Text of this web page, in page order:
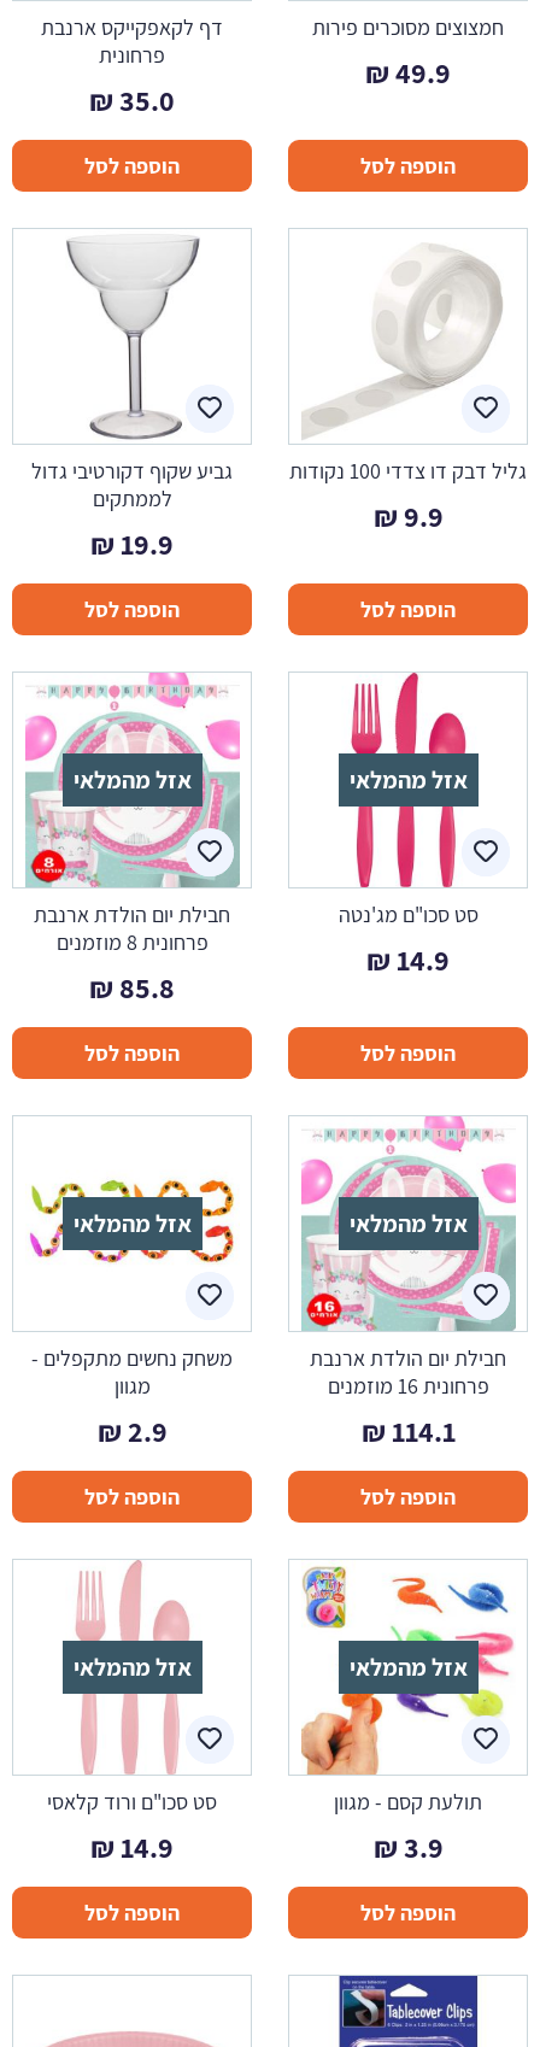
חמצוצים מסוכרים פירות
49.9
₪
הוספה לסל
דף לקאפקייקס ארנבת
פרחונית
35.0
₪
הוספה לסל
גליל דבק דו צדדי 100 נקודות
9.9
₪
הוספה לסל
גביע שקוף דקורטיבי גדול
לממתקים
19.9
₪
הוספה לסל
אזל מהמלאי
סט סכו"ם מג'נטה
14.9
₪
הוספה לסל
אזל מהמלאי
חבילת יום הולדת ארנבת
פרחונית 8 מוזמנים
85.8
₪
הוספה לסל
אזל מהמלאי
חבילת יום הולדת ארנבת
פרחונית 16 מוזמנים
114.1
₪
הוספה לסל
אזל מהמלאי
משחק נחשים מתקפלים -
מגוון
2.9
₪
הוספה לסל
אזל מהמלאי
תולעת קסם - מגוון
3.9
₪
הוספה לסל
אזל מהמלאי
סט סכו"ם ורוד קלאסי
14.9
₪
הוספה לסל